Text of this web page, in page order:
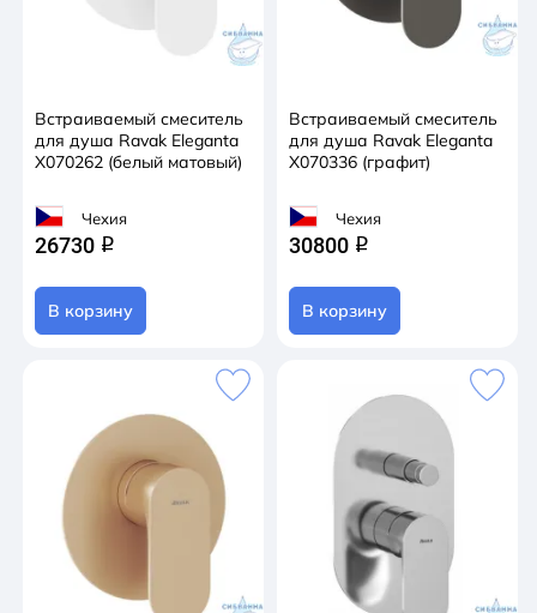
Встраиваемый смеситель
для душа Ravak Eleganta
X070262 (белый матовый)
Чехия
26730 q
В корзину
Встраиваемый смеситель
для душа Ravak Eleganta
X070336 (графит)
Чехия
30800 q
В корзину